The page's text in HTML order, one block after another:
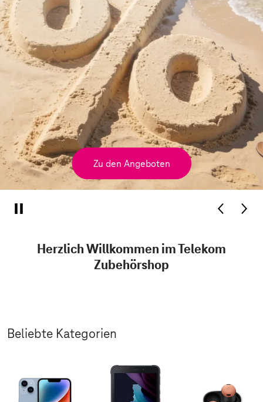
Zu den Angeboten
Herzlich Willkommen im Telekom
Zubehörshop
Beliebte Kategorien